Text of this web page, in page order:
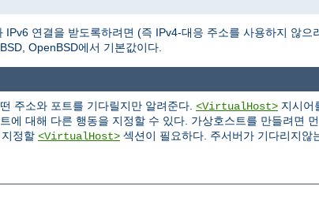
연결을 받도록하려면 (즉 IPv4-대응 주소를 사용하지 않으
OpenBSD에서 기본값이다.
주소와 포트를 기다릴지만 알려준다. <VirtualHost> 지시어
에 대해 다른 행동을 지정할 수 있다. 가상호스트를 만들려면
정할 <VirtualHost> 섹션이 필요하다. 주서버가 기다리지않